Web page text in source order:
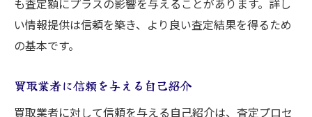
も査定額にプラスの影響を与えることがあります。詳し
い情報提供は信頼を築き、より良い査定結果を得るため
の基本です。
買取業者に信頼を与える自己紹介
買取業者に対して信頼を与える自己紹介は、査定プロセ